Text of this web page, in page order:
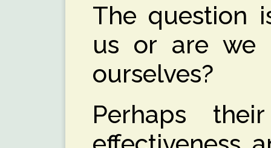
The question
us or are we
ourselves?
Perhaps